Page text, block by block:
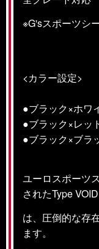
※G'sスポーツシ
<カラー設定>
●ブラック×ホワ
●ブラック×レッ
●ブラック×ブラ
ユーロスポーツ
されたType VOID
は、圧倒的な存
ます。